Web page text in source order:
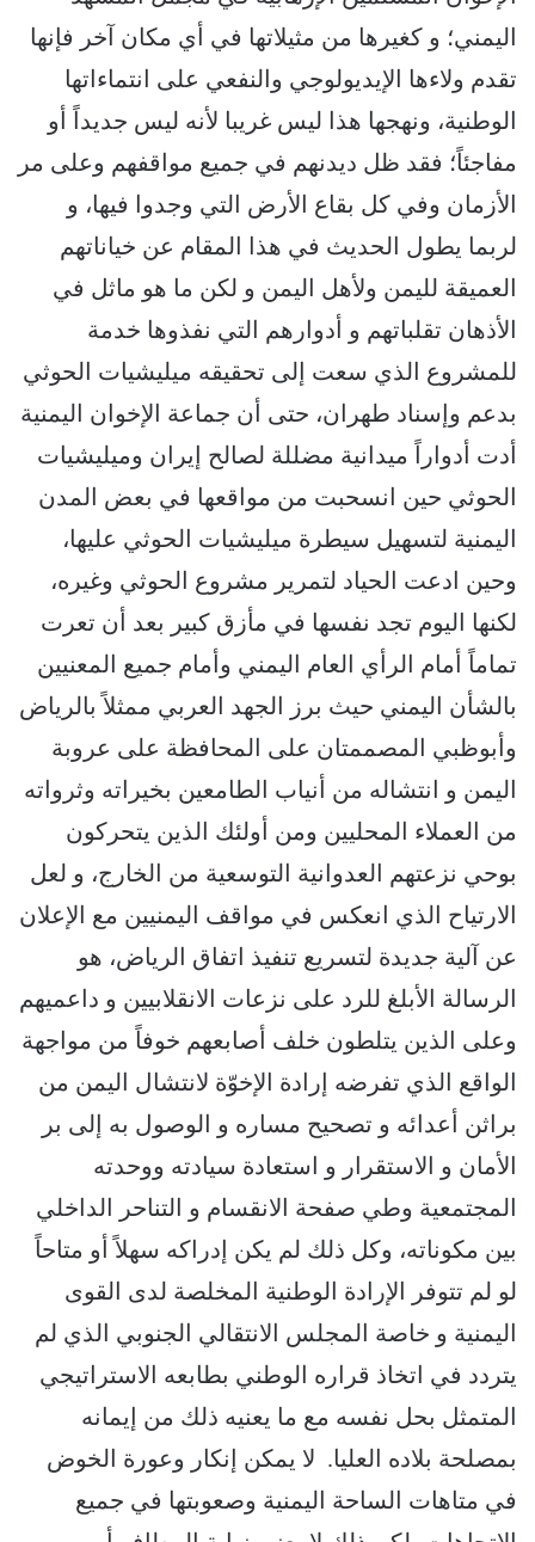
اليمني؛ و كغيرها من مثيلاتها في أي مكان آخر فإنها
تقدم ولاءها الإيديولوجي والنفعي على انتماءاتها
الوطنية، ونهجها هذا ليس غريبا لأنه ليس جديداً أو
مفاجئاً؛ فقد ظل ديدنهم في جميع مواقفهم وعلى مر
الأزمان وفي كل بقاع الأرض التي وجدوا فيها، و
لربما يطول الحديث في هذا المقام عن خياناتهم
العميقة لليمن ولأهل اليمن و لكن ما هو ماثل في
الأذهان تقلباتهم و أدوارهم التي نفذوها خدمة
للمشروع الذي سعت إلى تحقيقه ميليشيات الحوثي
بدعم وإسناد طهران، حتى أن جماعة الإخوان اليمنية
أدت أدواراً ميدانية مضللة لصالح إيران وميليشيات
الحوثي حين انسحبت من مواقعها في بعض المدن
اليمنية لتسهيل سيطرة ميليشيات الحوثي عليها،
وحين ادعت الحياد لتمرير مشروع الحوثي وغيره،
لكنها اليوم تجد نفسها في مأزق كبير بعد أن تعرت
تماماً أمام الرأي العام اليمني وأمام جميع المعنيين
بالشأن اليمني حيث برز الجهد العربي ممثلاً بالرياض
وأبوظبي المصممتان على المحافظة على عروبة
اليمن و انتشاله من أنياب الطامعين بخيراته وثرواته
من العملاء المحليين ومن أولئك الذين يتحركون
بوحي نزعتهم العدوانية التوسعية من الخارج، و لعل
الارتياح الذي انعكس في مواقف اليمنيين مع الإعلان
عن آلية جديدة لتسريع تنفيذ اتفاق الرياض، هو
الرسالة الأبلغ للرد على نزعات الانقلابيين و داعميهم
وعلى الذين يتلطون خلف أصابعهم خوفاً من مواجهة
الواقع الذي تفرضه إرادة الإخوّة لانتشال اليمن من
براثن أعدائه و تصحيح مساره و الوصول به إلى بر
الأمان و الاستقرار و استعادة سيادته ووحدته
المجتمعية وطي صفحة الانقسام و التناحر الداخلي
بين مكوناته، وكل ذلك لم يكن إدراكه سهلاً أو متاحاً
لو لم تتوفر الإرادة الوطنية المخلصة لدى القوى
اليمنية و خاصة المجلس الانتقالي الجنوبي الذي لم
يتردد في اتخاذ قراره الوطني بطابعه الاستراتيجي
المتمثل بحل نفسه مع ما يعنيه ذلك من إيمانه
بمصلحة بلاده العليا. لا يمكن إنكار وعورة الخوض
في متاهات الساحة اليمنية وصعوبتها في جميع